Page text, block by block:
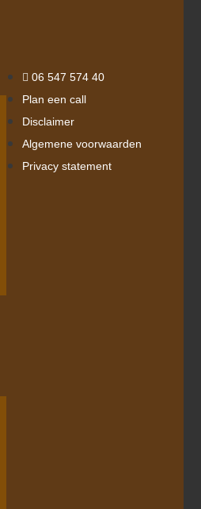
06 547 574 40
Plan een call
Disclaimer
Algemene voorwaarden
Privacy statement